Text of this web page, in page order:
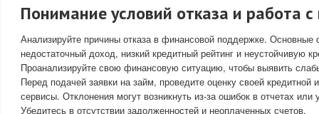
Понимание условий отказа и работа
Анализируйте причины отказа в финансовой поддержке.
недостаточный доход, низкий кредитный рейтинг и неустойчивую
Проанализируйте свою финансовую ситуацию, чтобы выявить
Перед подачей заявки на займ, проведите оценку своей кредитной
сервисы. Отклонения могут возникнуть из-за ошибок в отчетах
Убедитесь в отсутствии задолженностей и неоплаченных счетов.